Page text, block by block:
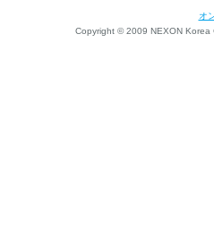
オ
Copyright © 2009 NEXON Korea